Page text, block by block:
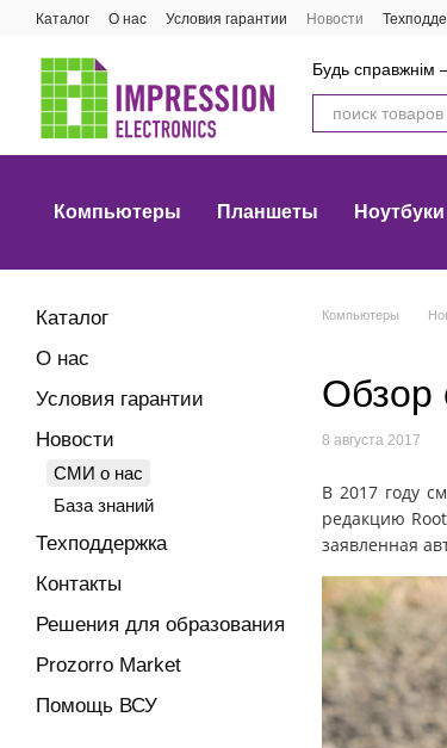
Перейти к основному контенту
Каталог О нас Условия гарантии Новости
Будь справжнім
Компьютеры Планшеты Ноутбуки
Компьютеры
Обзор
8 августа 2017
В 2017 году
редакцию
заявленная
Каталог
О нас
Условия гарантии
Новости
СМИ о нас
База знаний
Техподдержка
Контакты
Решения для образования
Prozorro Market
Помощь ВСУ